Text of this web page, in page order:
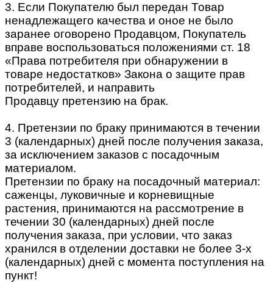
3. Если Покупателю был передан Товар
ненадлежащего качества и оное не было
заранее оговорено Продавцом, Покупатель
вправе воспользоваться положениями ст. 18
«Права потребителя при обнаружении в
товаре недостатков» Закона о защите прав
потребителей, и направить
Продавцу претензию на брак.
4. Претензии по браку принимаются в течении
3 (календарных) дней после получения заказа,
за исключением заказов с посадочным
материалом.
Претензии по браку на посадочный материал:
саженцы, луковичные и корневищные
растения, принимаются на рассмотрение в
течении 30 (календарных) дней после
получения заказа, при условии, что заказ
хранился в отделении доставки не более 3-х
(календарных) дней с момента поступления на
пункт!